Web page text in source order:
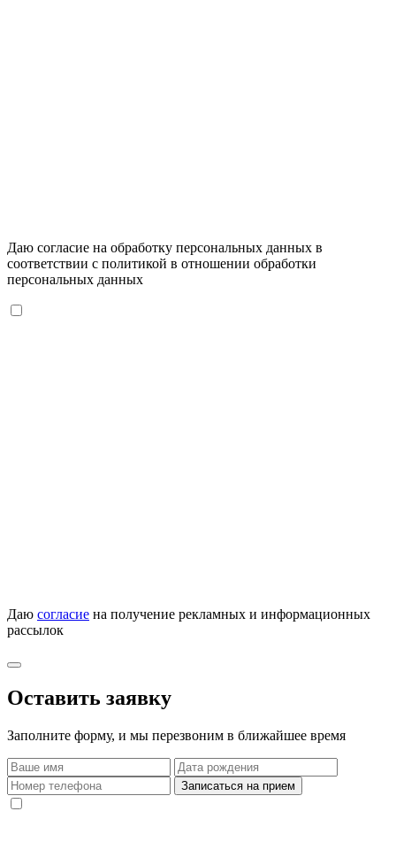
Даю согласие на обработку персональных данных в
соответствии с политикой в отношении обработки
персональных данных
Даю согласие на получение рекламных и информационных
рассылок
Оставить заявку
Заполните форму, и мы перезвоним в ближайшее время